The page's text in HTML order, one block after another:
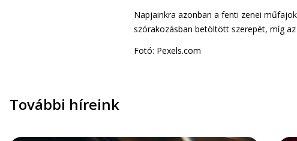
Napjainkra azonban a fenti zenei
szórakozásban betöltött szerepét, míg
Fotó: Pexels.com
További híreink